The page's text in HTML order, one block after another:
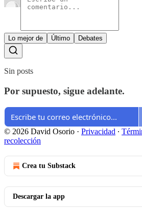
Lo mejor de Último Debates
Sin posts
Por supuesto, sigue adelante.
© 2026 David Osorio · Privacidad ∙
recolección
Crea tu Substack
Descargar la app